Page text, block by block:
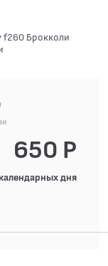
f260 Брокколи
650 Р
дня